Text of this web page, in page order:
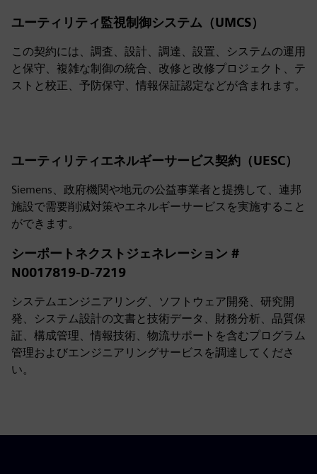
ユーティリティ監視制御システム（UMCS）
この契約には、調査、設計、調達、設置、システムの運用
と保守、複雑な制御の統合、改修と改修プロジェクト、テ
ストと校正、予防保守、情報保証認定などが含まれます。
ユーティリティエネルギーサービス契約（UESC）
Siemens、政府機関や地元の公益事業者と提携して、連邦
施設で需要削減対策やエネルギーサービスを実施すること
ができます。
シーポートネクストジェネレーション #
N0017819-D-7219
システムエンジニアリング、ソフトウェア開発、研究開
発、システム設計の文書と技術データ、財務分析、品質保
証、構成管理、情報技術、物流サポートを含むプログラム
管理およびエンジニアリングサービスを調達してくださ
い。